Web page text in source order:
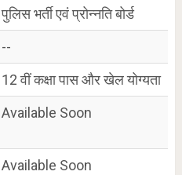
पुलिस भर्ती एवं प्रोन्नति बोर्ड
--
12 वीं कक्षा पास और खेल योग्यता
Available Soon
Available Soon